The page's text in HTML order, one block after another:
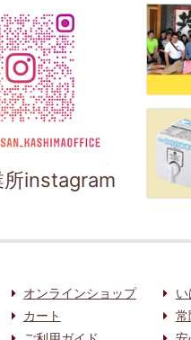
所instagram
オンラインショップ
カート
常